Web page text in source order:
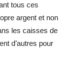
tous ces
argent et non
les caisses de
d’autres pour